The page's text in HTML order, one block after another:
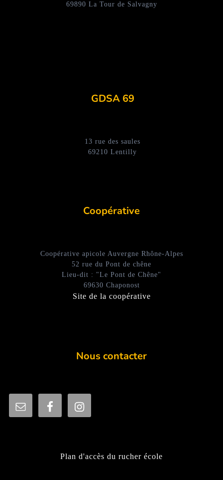
69890 La Tour de Salvagny
GDSA 69
13 rue des saules
69210 Lentilly
Coopérative
Coopérative apicole Auvergne Rhône-Alpes
52 rue du Pont de chêne
Lieu-dit : "Le Pont de Chêne"
69630 Chaponost
Site de la coopérative
Nous contacter
Plan d'accès du rucher école